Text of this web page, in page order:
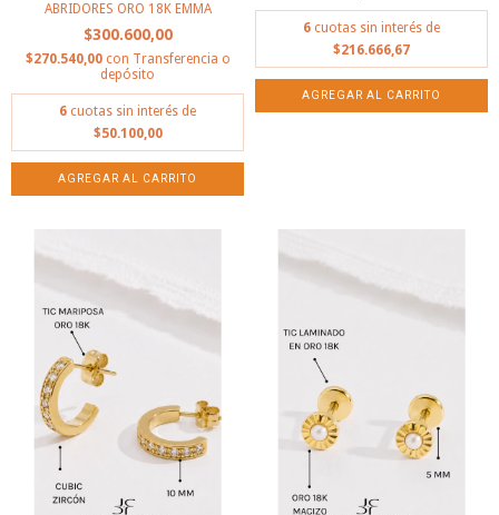
ABRIDORES ORO 18K EMMA
$300.600,00
$270.540,00 con Transferencia o
depósito
6 cuotas sin interés de
$50.100,00
6 cuotas sin interés de
$216.666,67
AGREGAR AL CARRITO